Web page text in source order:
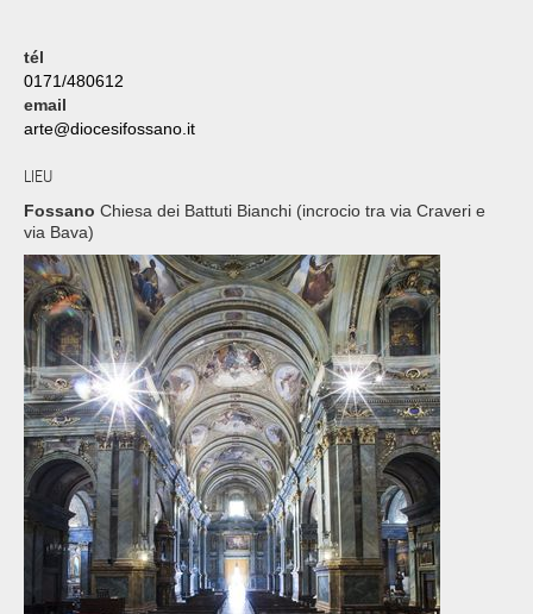
tél
0171/480612
email
arte@diocesifossano.it
LIEU
Fossano Chiesa dei Battuti Bianchi (incrocio tra via Craveri e
via Bava)